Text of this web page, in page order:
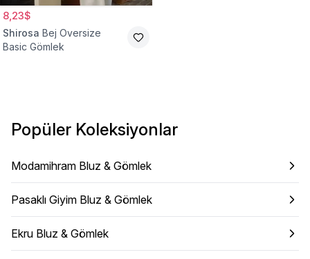
8,23$
Shirosa Bej Oversize
Basic Gömlek
Popüler Koleksiyonlar
Modamihram Bluz & Gömlek
Pasaklı Giyim Bluz & Gömlek
Ekru Bluz & Gömlek